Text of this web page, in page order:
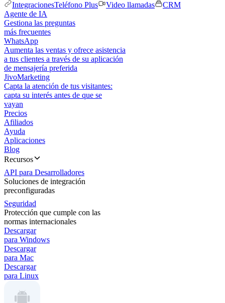
IntegracionesTeléfono Plus Video llamadas
CRM
Agente de IA
Gestiona las preguntas
más frecuentes
WhatsApp
Aumenta las ventas y ofrece asistencia
a tus clientes a través de su aplicación
de mensajería preferida
JivoMarketing
Capta la atención de tus visitantes:
capta su interés antes de que se
vayan
Precios
Afiliados
Ayuda
Aplicaciones
Blog
Recursos
API para Desarrolladores
Soluciones de integración
preconfiguradas
Seguridad
Protección que cumple con las
normas internacionales
Descargar
para Windows
Descargar
para Mac
Descargar
para Linux